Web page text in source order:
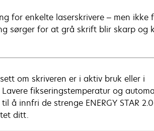
for enkelte laserskrivere – men ikke
sørger for at grå skrift blir skarp og
om skriveren er i aktiv bruk eller i
fikseringstemperatur og
å innfri de strenge ENERGY STAR
ditt.